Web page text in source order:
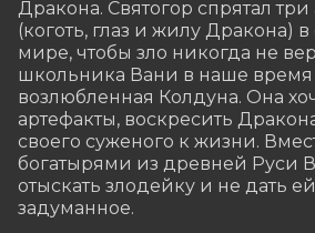
Дракона. Святогор спрятал три
(коготь, глаз и жилу Дракона)
мире, чтобы зло никогда не
школьника Вани в наше время
возлюбленная Колдуна. Она
артефакты, воскресить
своего суженого к жизни.
богатырями из древней Руси
отыскать злодейку и не дать
задуманное.